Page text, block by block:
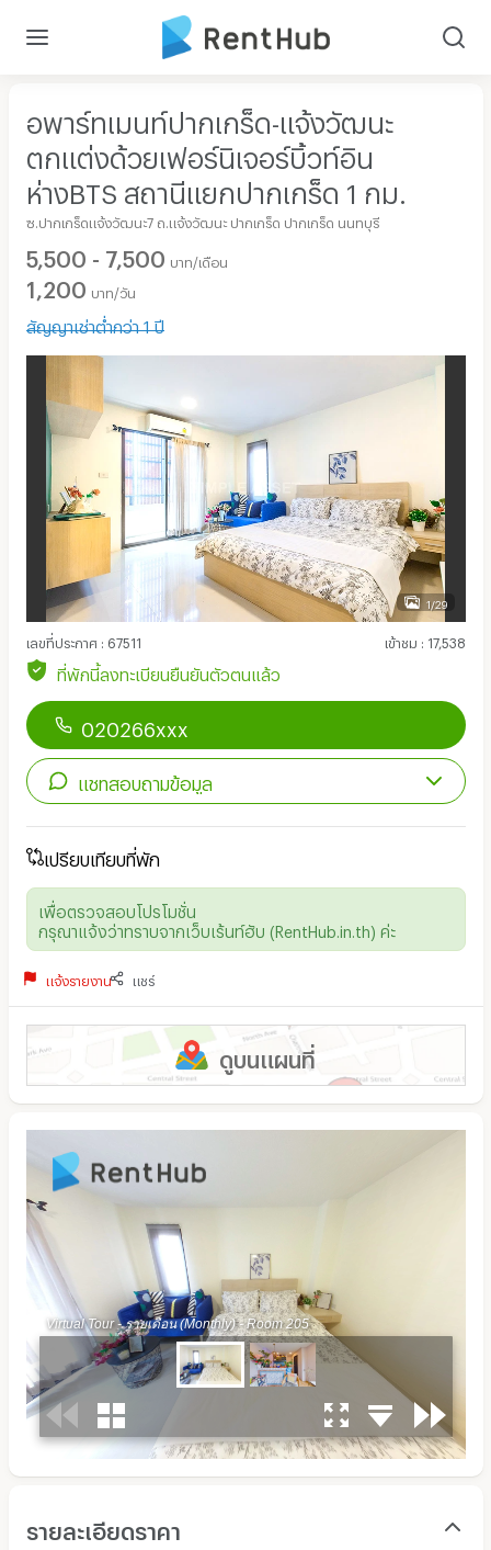
อพาร์ทเมนท์ปากเกร็ด-แจ้งวัฒนะ
ตกแต่งด้วยเฟอร์นิเจอร์บิ้วท์อิน
ห่างBTS สถานีแยกปากเกร็ด 1 กม.
ซ.ปากเกร็ดแจ้งวัฒนะ7 ถ.แจ้งวัฒนะ ปากเกร็ด ปากเกร็ด นนทบุรี
5,500 - 7,500 บาท/เดือน
1,200 บาท/วัน
สัญญาเช่าต่ำกว่า 1 ปี
1/29
เลขที่ประกาศ : 67511 เข้าชม : 17,538
ที่พักนี้ลงทะเบียนยืนยันตัวตนแล้ว
020266xxx
แชทสอบถามข้อมูล
เปรียบเทียบที่พัก
เพื่อตรวจสอบโปรโมชั่น
กรุณาแจ้งว่าทราบจากเว็บเร้นท์ฮับ (RentHub.in.th) ค่ะ
แจ้งรายงาน แชร์
ดูบนแผนที่
Virtual Tour - รายเดือน (Monthly) - Room 205
รายละเอียดราคา